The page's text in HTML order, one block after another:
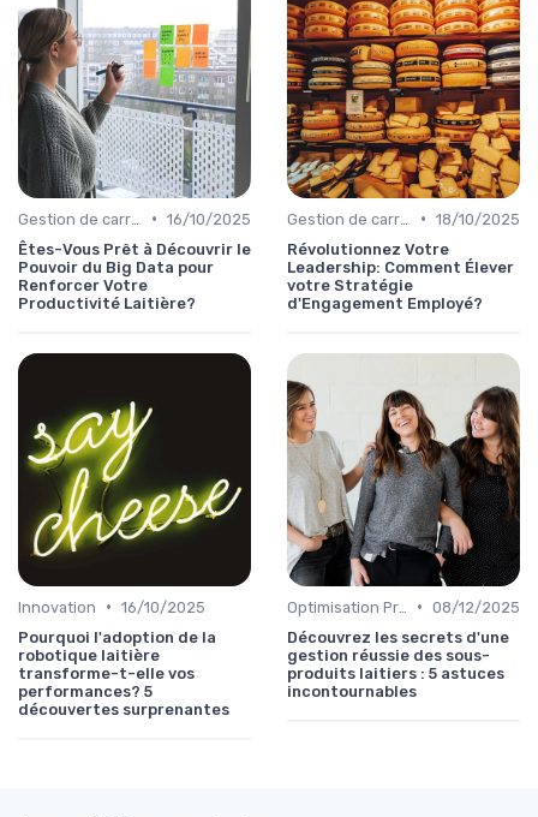
• 16/10/2025
Êtes-Vous Prêt à Découvrir le
Pouvoir du Big Data pour
Renforcer Votre
Productivité Laitière?
• 18/10/2025
Révolutionnez Votre
Leadership: Comment Élever
votre Stratégie
d'Engagement Employé?
Innovation • 16/10/2025
Pourquoi l'adoption de la
robotique laitière
transforme-t-elle vos
performances? 5
découvertes surprenantes
• 08/12/2025
Découvrez les secrets d'une
gestion réussie des sous-
produits laitiers : 5 astuces
incontournables